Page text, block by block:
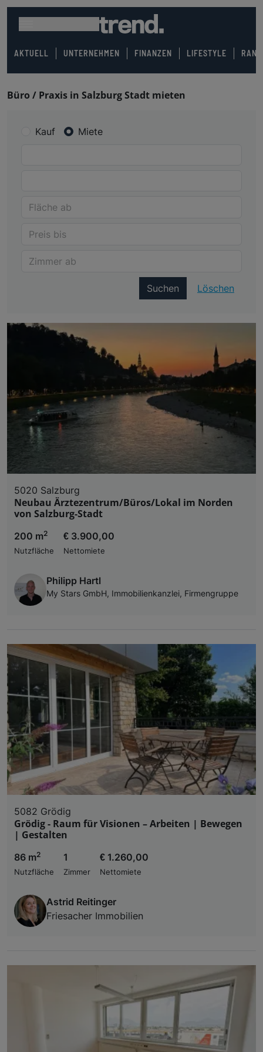
AKTUELL UNTERNEHMEN FINANZEN LIFESTYLE
Büro / Praxis in Salzburg Stadt mieten
Kauf Miete
Suchen Löschen
5020 Salzburg
Neubau Ärztezentrum/Büros/Lokal im Norden
von Salzburg-Stadt
200 m2
Nutzfläche
€ 3.900,00
Nettomiete
Philipp Hartl
My Stars GmbH, Immobilienkanzlei, Firmengruppe
5082 Grödig
Grödig - Raum für Visionen – Arbeiten | Bewegen
| Gestalten
86 m2
Nutzfläche
1
Zimmer
€ 1.260,00
Nettomiete
Astrid Reitinger
Friesacher Immobilien